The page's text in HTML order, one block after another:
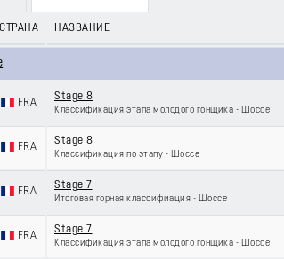
СТРАНА НАЗВАНИЕ
FRA
Stage 8
Классификация этапа молодого гонщика - Шоссе
FRA
Stage 8
Классификация по этапу - Шоссе
FRA
Stage 7
Итоговая горная классифиация - Шоссе
FRA
Stage 7
Классификация этапа молодого гонщика - Шоссе